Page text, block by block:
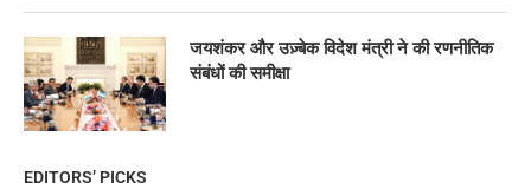
जयशंकर और उज़्बेक विदेश मंत्री ने की रणनीतिक
संबंधों की समीक्षा
EDITORS’ PICKS